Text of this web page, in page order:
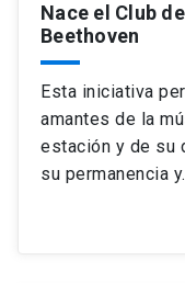
Nace el Club
Beethoven
Esta iniciativa
amantes de la
estación y de su
su permanencia